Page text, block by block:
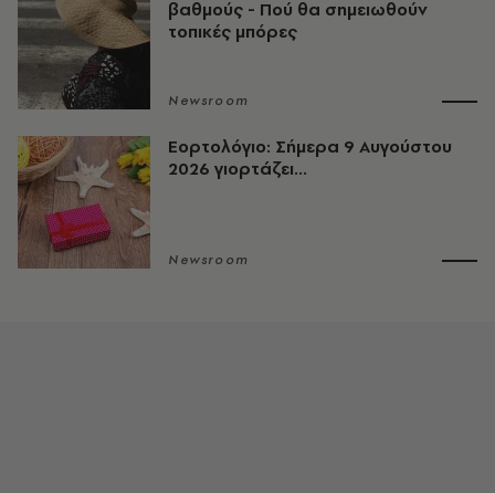
βαθμούς - Πού θα σημειωθούν
τοπικές μπόρες
Newsroom
Εορτολόγιο: Σήμερα 9 Αυγούστου
2026 γιορτάζει...
Newsroom